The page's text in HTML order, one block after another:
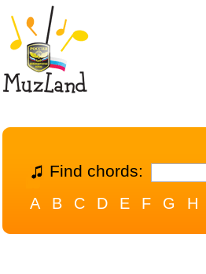
Find chords:
A B C D E F G H